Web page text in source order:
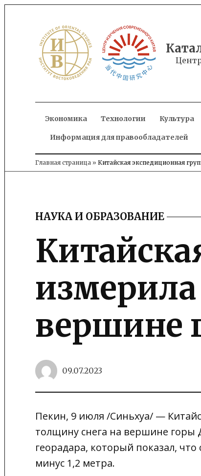
content
Экономика Технологии Культура
Информация для правообладателей
Главная страница » Китайская экспедиционная
POSTED
НАУКА И ОБРАЗОВАНИЕ
вершине
09.07.2023
Пекин, 9 июля /Синьхуа/ —
толщину снега на вершине
георадара, который показал,
минус 1,2 метра.